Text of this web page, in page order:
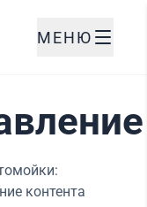
МЕНЮ
контента